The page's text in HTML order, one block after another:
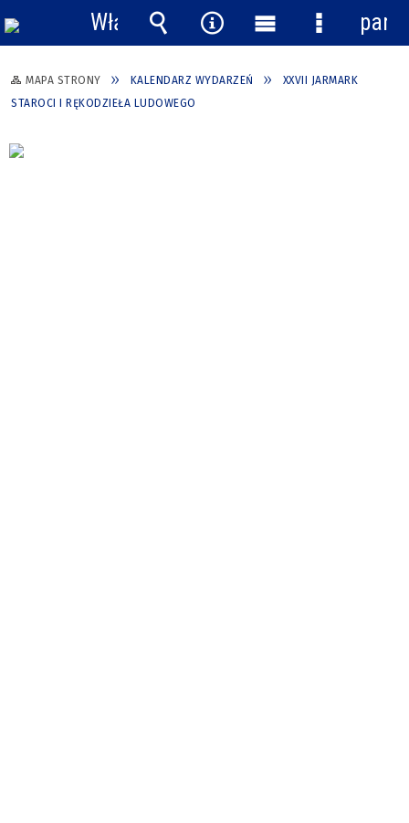
MAPA STRONY KALENDARZ WYDARZEŃ
XXVII JARMARK
STAROCI I RĘKODZIEŁA LUDOWEGO
Włącz
powiadomienia
Wyszukiwarka
Narzędzia
Menu
główne
Menu
panel